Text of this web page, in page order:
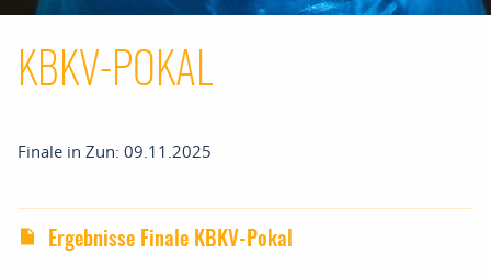
KBKV-POKAL
Finale in Zun: 09.11.2025
Ergebnisse Finale KBKV-Pokal